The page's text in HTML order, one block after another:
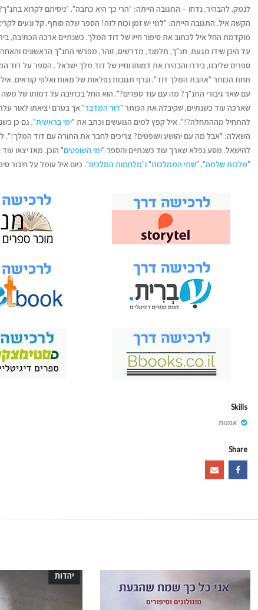
לנמק, להבהיר, נדחו – התגובה הייתה: "הרי כך היא כתבה". "ניסיתם לקרוא
הקשה איל. התגובה הייתה: "למי יש זמן וכוח לזה! הספר שלה סוחף, קל ונעים
מוקדמת החל איל לכתוב את סיפור חייו של דוד המלך. כשנתיים ארכה הכתיבה,
עד היכן שידו מגעת. תנ"ך, תלמוד, מדרשים, זוהר, מפרשי התנ"ך הראשונים
ספרים שליבנו, ביררו והבהירו את דמותו וחייו של דוד מלך ישראל . הספר על דוד
תחת הכותר "אהבת המלך דוד", וגרף תגובות נפלאות של מאות ואלפי קוראים.
עם שאר גיבורי התנ"ך? מה עם עוד ספרים?". הוא החל בכתיבה על דמותו של משה
שארכה עוד כשנתיים, שקיבלה את הכותר "דור המדבר" אך בטרם יציאתו לאור
להתחיל מההתחלה?!". איל קפץ למים הגועשים וכתב את "ימי בראשית", גם כן
השאלה: "אבל מה עם יהושע ושופטים? צריכים לחבר את התורה עם דוד המלך!",
להישאל. מסע נפלא שארך עוד כשנתיים והספר "ימי השופטים" הוכן. מאז יצאו
"מלכות שלמה", "שתי הממלכות"ו"מלחמות המלכים". כיום איל עומל על חיבור
Skills
אמנות
Share